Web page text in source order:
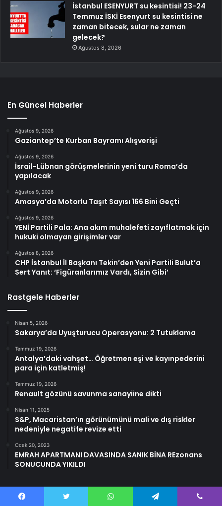
İstanbul ESENYURT su kesintisi! 23-24
Temmuz İSKİ Esenyurt su kesintisi ne
zaman bitecek, sular ne zaman
gelecek?
Ağustos 8, 2026
En Güncel Haberler
Ağustos 9, 2026
Gaziantep’te Kurban Bayramı Alışverişi
Ağustos 9, 2026
İsrail-Lübnan görüşmelerinin yeni turu Roma’da
yapılacak
Ağustos 9, 2026
Amasya’da Motorlu Taşıt Sayısı 166 Bini Geçti
Ağustos 9, 2026
YENİ Partili Pala: Ana akım muhalefeti zayıflatmak için
hukuki olmayan girişimler var
Ağustos 8, 2026
CHP İstanbul İl Başkanı Tekin’den Yeni Partili Bulut’a
Sert Yanıt: ‘Figüranlarımız Vardı, Sizin Gibi’
Rastgele Haberler
Nisan 5, 2026
Sakarya’da Uyuşturucu Operasyonu: 2 Tutuklama
Temmuz 19, 2026
Antalya’daki vahşet… Öğretmen eşi ve kayınpederini
para için katletmiş!
Temmuz 19, 2026
Renault gözünü savunma sanayiine dikti
Nisan 11, 2025
S&P, Macaristan’ın görünümünü mali ve dış riskler
nedeniyle negatife revize etti
Ocak 20, 2023
EMRAH APARTMANI DAVASINDA SANIK BİNA REzonans
SONUCUNDA YIKILDI